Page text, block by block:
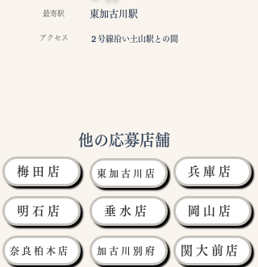
最寄駅
アクセス
東加古川駅
２号線沿い土山駅との間
他の応募店舗
梅田店 東加古川店 兵庫店
明石店 垂水店 岡山店
奈良柏木店 加古川別府 関大前店